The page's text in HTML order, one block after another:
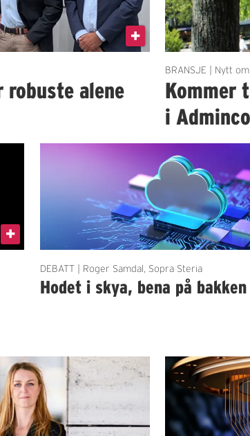
robuste alene
BRANSJE | Nytt
Kommer
i
DEBATT | Roger Samdal, Sopra Steria
Hodet i skya, bena på bakken